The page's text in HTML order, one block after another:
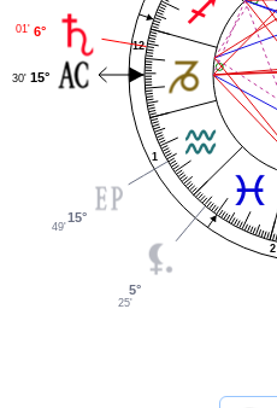
1
2
12
6°
01'
15°
30'
15°
49'
5°
25'